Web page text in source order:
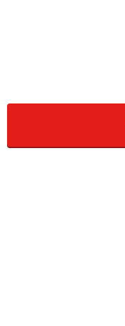
国内REITよりも低け
ることを控えると思
資する場合は、為替